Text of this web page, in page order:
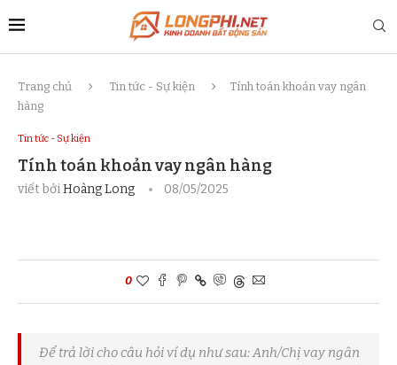
Trang chủ Tin tức - Sự kiện
Tính toán khoản vay ngân
hàng
Tin tức - Sự kiện
Tính toán khoản vay ngân hàng
viết bởiHoàng Long 08/05/2025
0
Để trả lời cho câu hỏi ví dụ như sau: Anh/Chị vay ngân